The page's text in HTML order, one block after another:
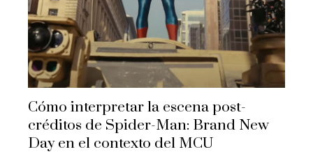
Cómo interpretar la escena post-
créditos de Spider-Man: Brand New
Day en el contexto del MCU